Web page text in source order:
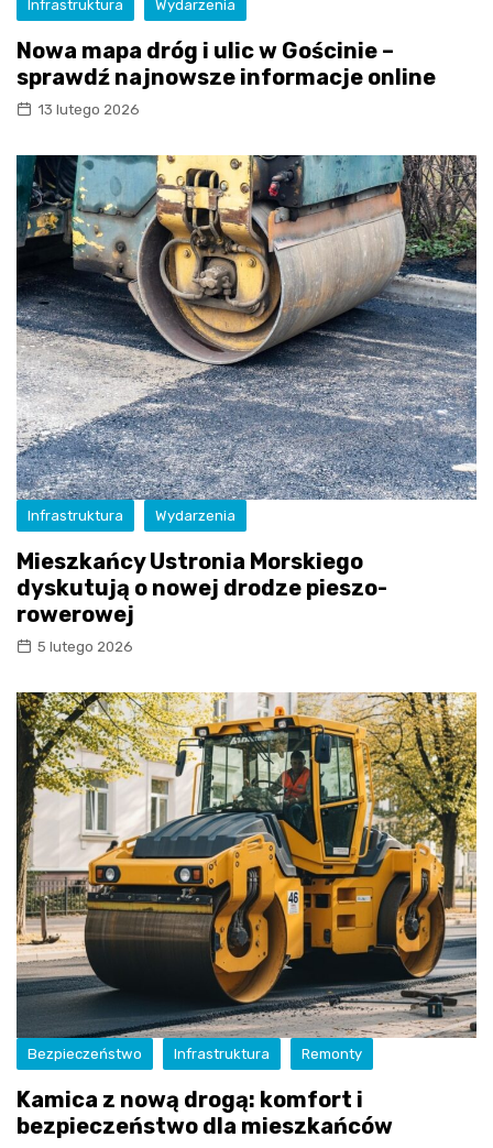
Infrastruktura Wydarzenia
Nowa mapa dróg i ulic w Gościnie –
sprawdź najnowsze informacje online
13 lutego 2026
Infrastruktura Wydarzenia
Mieszkańcy Ustronia Morskiego
dyskutują o nowej drodze pieszo-
rowerowej
5 lutego 2026
Bezpieczeństwo Infrastruktura Remonty
Kamica z nową drogą: komfort i
bezpieczeństwo dla mieszkańców